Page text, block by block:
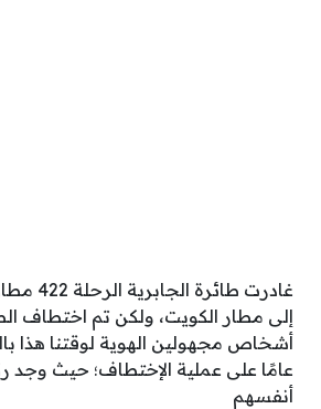
غادرت
إلى مطار الكويت، ولكن تم اختطاف
عامًا على عملية الإختطاف؛ حيث وجد
أنفسهم